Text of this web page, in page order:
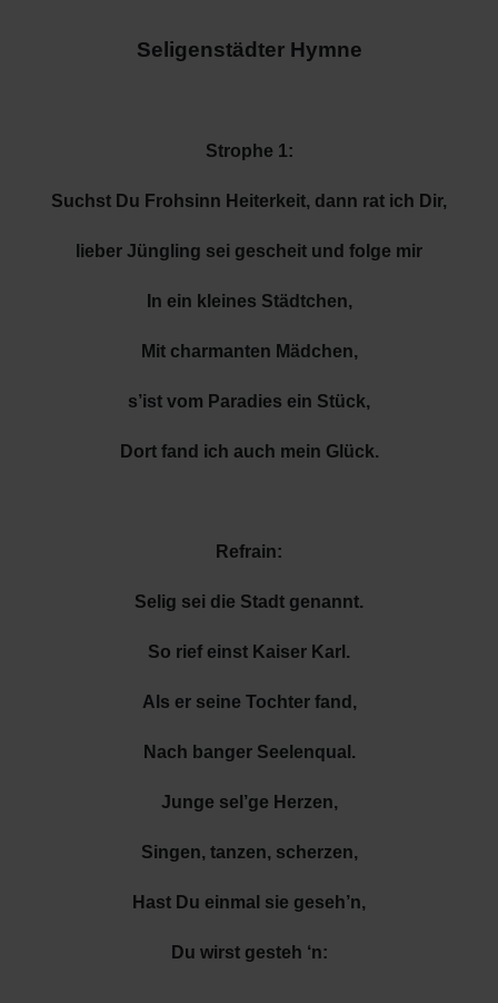
Seligenstädter Hymne
Strophe 1:
Suchst Du Frohsinn Heiterkeit, dann rat ich Dir,
lieber Jüngling sei gescheit und folge mir
In ein kleines Städtchen,
Mit charmanten Mädchen,
s’ist vom Paradies ein Stück,
Dort fand ich auch mein Glück.
Refrain:
Selig sei die Stadt genannt.
So rief einst Kaiser Karl.
Als er seine Tochter fand,
Nach banger Seelenqual.
Junge sel’ge Herzen,
Singen, tanzen, scherzen,
Hast Du einmal sie geseh’n,
Du wirst gesteh ‘n: